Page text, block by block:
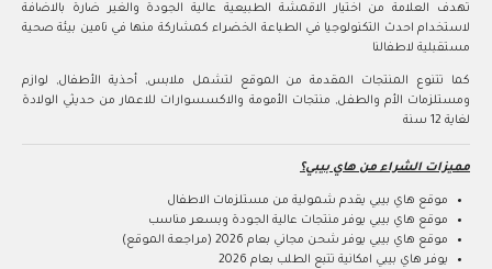
تهدف العلامة من اختيار الاقمشة الطبيعية عالية الجودة والغير ضارة بالاضافة
لاستخدام احدث التكنولوجيا في الطباعة الخضراء كمشاركة منها في تامين بيئة صحية
مستقبلية لاطفالنا
كما تتنوع المنتجات المقدمة من الموقع لتشمل ملابس, أحذية الأطفال, لوازم
ومستلزمات الأم والطفل, منتجات الأمومة والاكسسوارات للاعمار من حديثي الولادة
لغاية 12 سنة
مميزات الشراء من هاي بيبي؟
موقع هاي بيبي يقدم شمولية من مستلزمات الاطفال
موقع هاي بيبي يوفر منتجات عالية الجودة وبسعر مناسب
موقع هاي بيبي يوفر شحن مجاني بعام 2026 (مراجعة الموقع)
يوفر هاي بيبي امكانية تتبع الطلب بعام 2026